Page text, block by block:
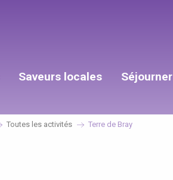
Saveurs locales Séjourner
Toutes les activités Terre de Bray